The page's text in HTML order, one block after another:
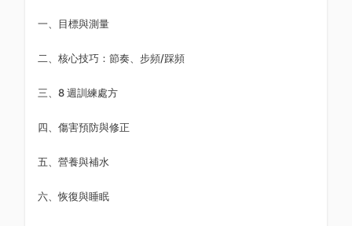
一、目標與測量
二、核心技巧：節奏、步頻/踩頻
三、8 週訓練處方
四、傷害預防與修正
五、營養與補水
六、恢復與睡眠